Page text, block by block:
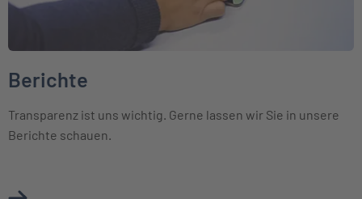
Berichte
Transparenz ist uns wichtig. Gerne lassen wir Sie in unsere
Berichte schauen.
Mehr über Berichte erfahren